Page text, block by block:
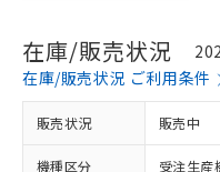
在庫/販売状況
在庫/販売状況 ご利用条件
販売状況 販売中
機種区分 受注生産